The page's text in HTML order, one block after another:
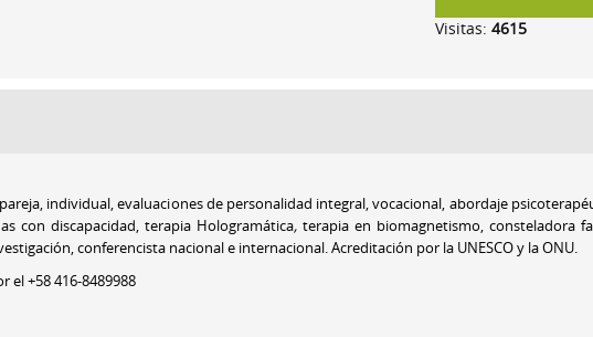
Visitas:4615
individual, evaluaciones de personalidad integral, vocacional, abordaje
con discapacidad, terapia Hologramática, terapia en biomagnetismo, consteladora
conferencista nacional e internacional. Acreditación por la UNESCO y la ONU.
el+58 416-8489988